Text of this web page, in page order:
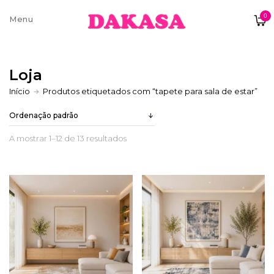
0
Sobre nós
Contatos e moradas
Trocas e Devoluções
Termos e condições
Loja
Início Produtos etiquetados com “tapete para sala de estar”
A mostrar 1–12 de 13 resultados